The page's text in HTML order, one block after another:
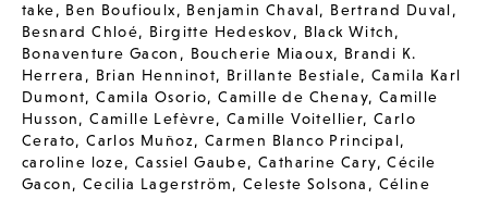
take, Ben Boufioulx, Benjamin Chaval, Bertrand Duval,
Besnard Chloé, Birgitte Hedeskov, Black Witch,
Bonaventure Gacon , Boucherie Miaoux, Brandi K.
Herrera , Brian Henninot, Brillante Bestiale,Camila Karl
Dumont,Camila Osorio,Camille de Chenay, Camille
Husson,Camille Lefèvre,Camille Voitellier,Carlo
Cerato,Carlos Muñoz, Carmen Blanco Principal,
caroline loze,Cassiel Gaube,Catharine Cary,Cécile
Gacon, Cecilia Lagerström, Celeste Solsona , Céline